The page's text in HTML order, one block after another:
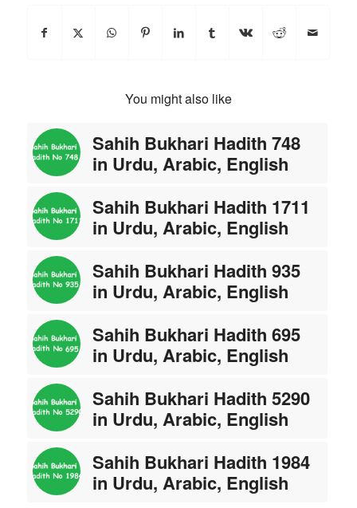
You might also like
Sahih Bukhari Hadith 748
in Urdu, Arabic, English
Sahih Bukhari Hadith 1711
in Urdu, Arabic, English
Sahih Bukhari Hadith 935
in Urdu, Arabic, English
Sahih Bukhari Hadith 695
in Urdu, Arabic, English
Sahih Bukhari Hadith 5290
in Urdu, Arabic, English
Sahih Bukhari Hadith 1984
in Urdu, Arabic, English